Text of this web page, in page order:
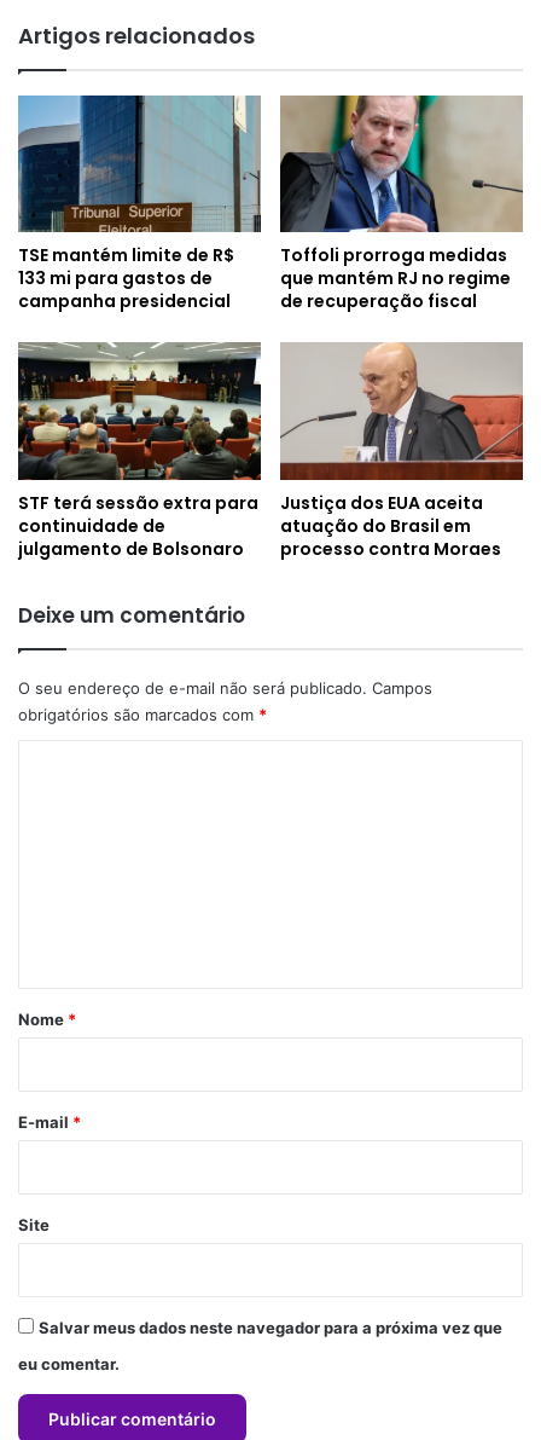
Artigos relacionados
TSE mantém limite de R$
133 mi para gastos de
campanha presidencial
Toffoli prorroga medidas
que mantém RJ no regime
de recuperação fiscal
STF terá sessão extra para
continuidade de
julgamento de Bolsonaro
Justiça dos EUA aceita
atuação do Brasil em
processo contra Moraes
Deixe um comentário
O seu endereço de e-mail não será publicado. Campos
obrigatórios são marcados com *
r
*
Nome *
E-mail *
Site
Salvar meus dados neste navegador para a próxima vez que
eu comentar.